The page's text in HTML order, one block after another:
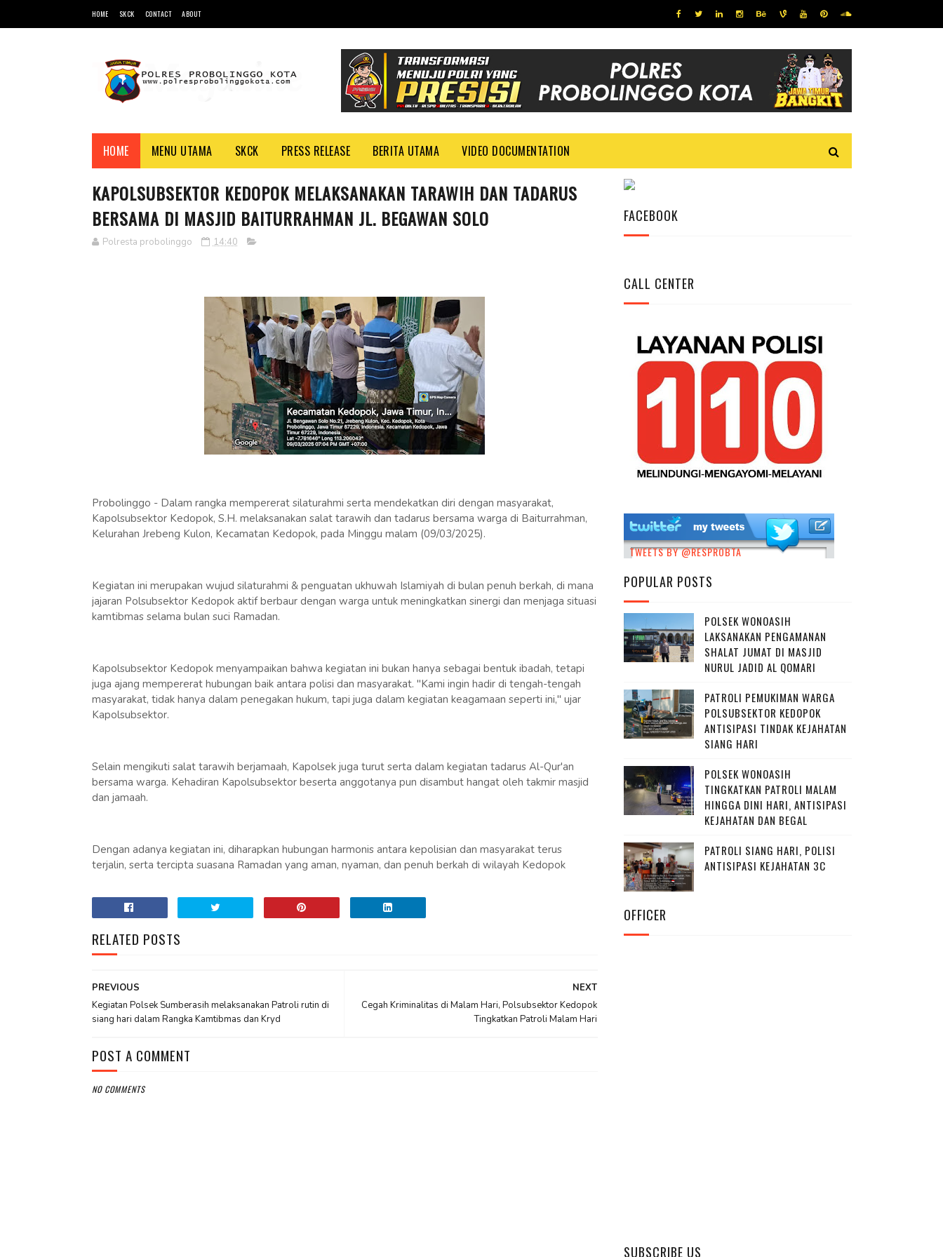
HOME SKCK CONTACT ABOUT
HOME MENU UTAMA SKCK PRESS RELEASE BERITA UTAMA VIDEO DOCUMENTATION
KAPOLSUBSEKTOR KEDOPOK MELAKSANAKAN TARAWIH DAN TADARUS
BERSAMA DI MASJID BAITURRAHMAN JL. BEGAWAN SOLO
Polresta probolinggo 14:40
Probolinggo - Dalam rangka mempererat silaturahmi serta mendekatkan diri dengan masyarakat,
Kapolsubsektor Kedopok, S.H. melaksanakan salat tarawih dan tadarus bersama warga di Baiturrahman,
Kelurahan Jrebeng Kulon, Kecamatan Kedopok, pada Minggu malam (09/03/2025).
Kegiatan ini merupakan wujud silaturahmi & penguatan ukhuwah Islamiyah di bulan penuh berkah, di mana
jajaran Polsubsektor Kedopok aktif berbaur dengan warga untuk meningkatkan sinergi dan menjaga situasi
kamtibmas selama bulan suci Ramadan.
Kapolsubsektor Kedopok menyampaikan bahwa kegiatan ini bukan hanya sebagai bentuk ibadah, tetapi
juga ajang mempererat hubungan baik antara polisi dan masyarakat. "Kami ingin hadir di tengah-tengah
masyarakat, tidak hanya dalam penegakan hukum, tapi juga dalam kegiatan keagamaan seperti ini," ujar
Kapolsubsektor.
Selain mengikuti salat tarawih berjamaah, Kapolsek juga turut serta dalam kegiatan tadarus Al-Qur'an
bersama warga. Kehadiran Kapolsubsektor beserta anggotanya pun disambut hangat oleh takmir masjid
dan jamaah.
Dengan adanya kegiatan ini, diharapkan hubungan harmonis antara kepolisian dan masyarakat terus
terjalin, serta tercipta suasana Ramadan yang aman, nyaman, dan penuh berkah di wilayah Kedopok
RELATED POSTS
NEXT
Cegah Kriminalitas di Malam Hari, Polsubsektor Kedopok
Tingkatkan Patroli Malam Hari
PREVIOUS
Kegiatan Polsek Sumberasih melaksanakan Patroli rutin di
siang hari dalam Rangka Kamtibmas dan Kryd
POST A COMMENT
NO COMMENTS
FACEBOOK
CALL CENTER
TWEETS BY @RESPROBTA
POPULAR POSTS
POLSEK WONOASIH
LAKSANAKAN PENGAMANAN
SHALAT JUMAT DI MASJID
NURUL JADID AL QOMARI
PATROLI PEMUKIMAN WARGA
POLSUBSEKTOR KEDOPOK
ANTISIPASI TINDAK KEJAHATAN
SIANG HARI
POLSEK WONOASIH
TINGKATKAN PATROLI MALAM
HINGGA DINI HARI, ANTISIPASI
KEJAHATAN DAN BEGAL
PATROLI SIANG HARI, POLISI
ANTISIPASI KEJAHATAN 3C
OFFICER
SUBSCRIBE US